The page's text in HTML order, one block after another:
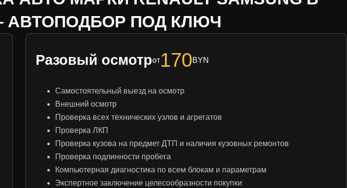
АВТОПОДБОР ПОД КЛЮЧ
Разовый осмотрот170BYN
Самостоятельный выезд на осмотр
Внешний осмотр
Проверка всех технических узлов и агрегатов
Проверка ЛКП
Проверка кузова на предмет ДТП и наличия кузовных ремонтов
Проверка подлинности пробега
Компьютерная диагностика по всем блокам и параметрам
Экспертное заключение целесообразности покупки